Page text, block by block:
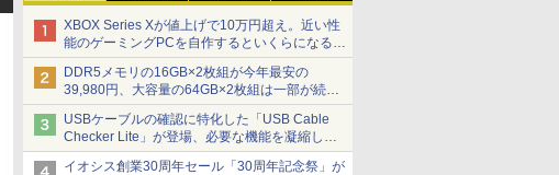
XBOX Series Xが値上げで10万円超え。近い性
能のゲーミングPCを自作するといくらになる？
【石田賀津男の『酒の肴にPCゲーム』】
DDR5メモリの16GB×2枚組が今年最安の
39,980円、大容量の64GB×2枚組は一部が続騰
[8月前半のメモリ価格]
USBケーブルの確認に特化した「USB Cable
Checker Lite」が登場、必要な機能を凝縮しコ
ンパクトに 7日発売
イオシス創業30周年セール「30周年記念祭」が